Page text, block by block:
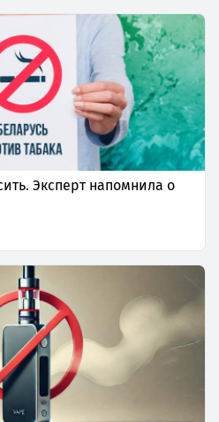
Эксперт напомнила о